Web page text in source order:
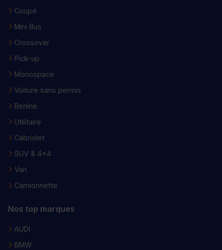
Coupé
Mini Bus
Crossover
Pick-up
Monospace
Voiture sans permis
Berline
Utilitaire
Cabriolet
SUV & 4x4
Van
Camionnette
Nos top marques
AUDI
BMW